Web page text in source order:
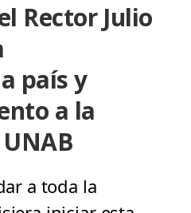
Rector Julio
país y
a la
a toda la